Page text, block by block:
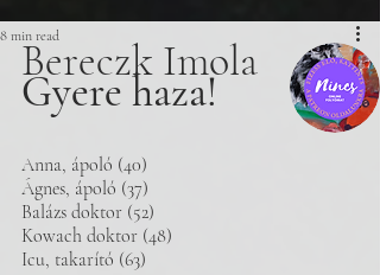
8 min read
Bereczk Imola
Gyere haza!
Anna, ápoló (40)
Ágnes, ápoló (37)
Balázs doktor (52)
Kowach doktor (48)
Icu, takarító (63)